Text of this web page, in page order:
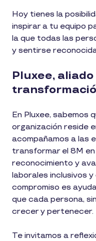
Hoy tienes la
inspirar a tu equipo
la que todas las
y sentirse
Pluxee, aliado
En Pluxee, sabemos
organización reside
acompañamos a las
transformar el 8M en
reconocimiento y
laborales inclusivos
compromiso es
que cada persona,
crecer y pertenecer.
Te invitamos a